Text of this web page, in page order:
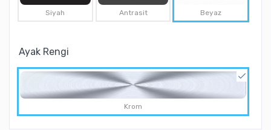
Siyah Antrasit Beyaz
Ayak Rengi
Krom